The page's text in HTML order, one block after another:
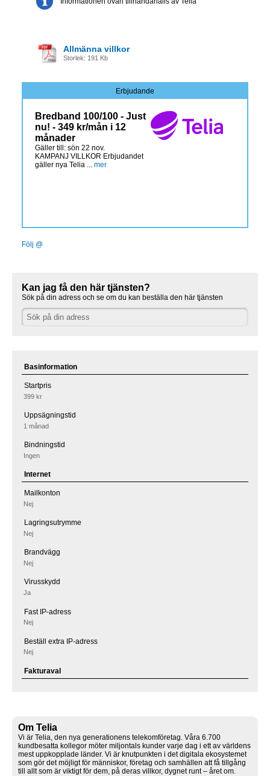
Allmänna villkor
Storlek: 191 Kb
Erbjudande
Bredband 100/100 - Just
nu! - 349 kr/mån i 12
månader
Gäller till: sön 22 nov.
KAMPANJ VILLKOR Erbjudandet
gäller nya Telia ... mer
Följ @
Kan jag få den här tjänsten?
Sök på din adress och se om du kan beställa den här tjänsten
Basinformation
Startpris
399 kr
Uppsägningstid
1 månad
Bindningstid
Ingen
Internet
Mailkonton
Nej
Lagringsutrymme
Nej
Brandvägg
Nej
Virusskydd
Ja
Fast IP-adress
Nej
Beställ extra IP-adress
Nej
Fakturaval
Om Telia
Vi är Telia, den nya generationens telekomföretag. Våra 6.700
kundbesatta kollegor möter miljontals kunder varje dag i ett av världens
mest uppkopplade länder. Vi är knutpunkten i det digitala ekosystemet
som gör det möjligt för människor, företag och samhällen att få tillgång
till allt som är viktigt för dem, på deras villkor, dygnet runt – året om.